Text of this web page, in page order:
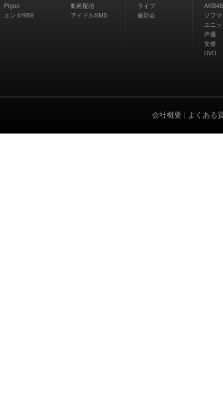
Pigoo
エンタ!959
動画配信
アイドルSMS
ライブ
撮影会
AKB48
ソフ
ユニ
声優
女優
DVD
会社概要 | よくある